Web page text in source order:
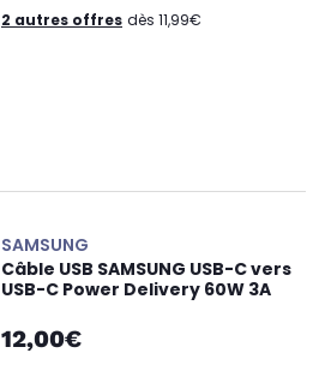
2 autres offres dès 11,99€
SAMSUNG
Câble USB SAMSUNG USB-C vers
USB-C Power Delivery 60W 3A
12,00€